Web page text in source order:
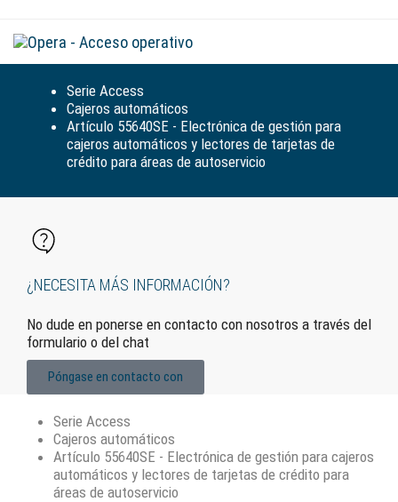
la
Serie Access
Cajeros automáticos
Artículo 55640SE - Electrónica de gestión para
cajeros automáticos y lectores de tarjetas de
crédito para áreas de autoservicio
¿NECESITA MÁS INFORMACIÓN?
No dude en ponerse en contacto con nosotros a través del
formulario o del chat
Póngase en contacto con
Serie Access
Cajeros automáticos
Artículo 55640SE - Electrónica de gestión para cajeros
automáticos y lectores de tarjetas de crédito para
áreas de autoservicio